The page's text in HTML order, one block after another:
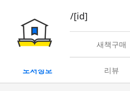
book/rent/[id]
대여 새책구매
도서정보 리뷰